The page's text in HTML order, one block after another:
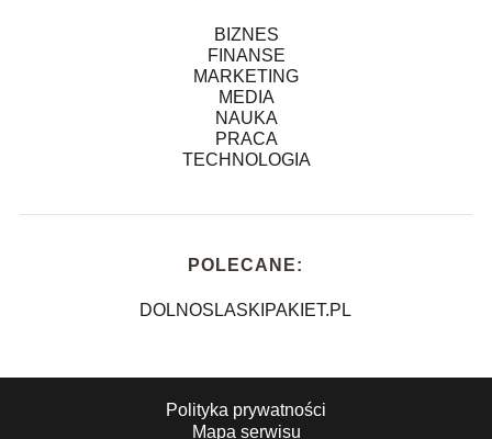
BIZNES
FINANSE
MARKETING
MEDIA
NAUKA
PRACA
TECHNOLOGIA
POLECANE:
DOLNOSLASKIPAKIET.PL
Polityka prywatności
Mapa serwisu